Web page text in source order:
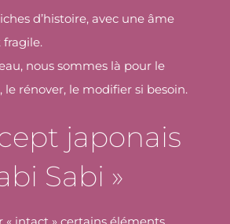
d’histoire, avec une âme
nous sommes là pour le
rénover, le modifier si besoin.
japonais
Sabi »